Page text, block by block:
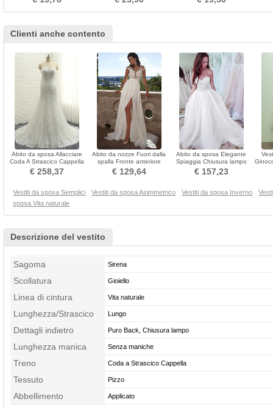
cerimonia nuziale
piccolo specchio
Clienti anche contento
Abito da sposa Allacciare
Coda A Strascico Cappella
Vita naturale
€ 258,37
Abito da nozze Fuori dalla
spalla Fronte anteriore
Estate Maniche corte
€ 129,64
Abito da sposa Elegante
Spiaggia Chiusura lampo
Vita naturale
€ 157,23
Vestiti da sposa Semplici Vestiti da sposa Asimmetrico Vestiti da sposa Inverno
sposa Vita naturale
Descrizione del vestito
Sagoma Sirena
Scollatura Gioiello
Linea di cintura Vita naturale
Lunghezza/Strascico Lungo
Dettagli indietro Puro Back, Chiusura lampo
Lunghezza manica Senza maniche
Treno Coda a Strascico Cappella
Tessuto Pizzo
Abbellimento Applicato